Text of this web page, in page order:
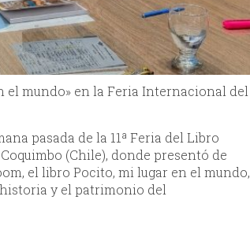
el mundo» en la Feria Internacional del
pasada de la 11ª Feria del Libro
(Chile), donde presentó de
el libro Pocito, mi lugar en el mundo,
y el patrimonio del